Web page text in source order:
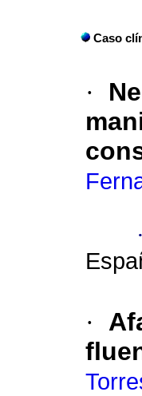
Caso
·
·
·